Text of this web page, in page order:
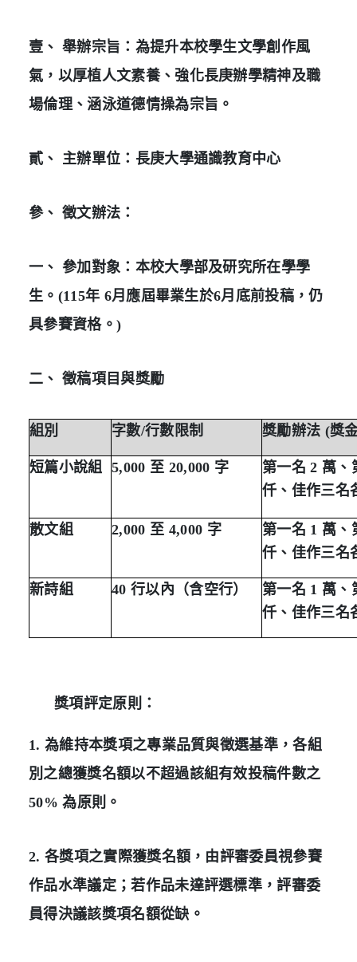
壹、 舉辦宗旨：為提升本校學生文學創作風
氣，以厚植人文素養、強化長庚辦學精神及職
場倫理、涵泳道德情操為宗旨。
貳、 主辦單位：長庚大學通識教育中心
參、 徵文辦法：
一、 參加對象：本校大學部及研究所在學學
生。(115年 6月應屆畢業生於6月底前投稿，仍
具參賽資格。)
二、 徵稿項目與獎勵
組別 字數/行數限制 獎勵辦法 (獎
短篇小說組 5,000 至 20,000 字 第一名 2 萬、
仟、佳作三名
散文組 2,000 至 4,000 字 第一名 1 萬、
仟、佳作三名
新詩組 40 行以內（含空行） 第一名 1 萬、
仟、佳作三名
獎項評定原則：
1. 為維持本獎項之專業品質與徵選基準，各組
別之總獲獎名額以不超過該組有效投稿件數之
50% 為原則。
2. 各獎項之實際獲獎名額，由評審委員視參賽
作品水準議定；若作品未達評選標準，評審委
員得決議該獎項名額從缺。